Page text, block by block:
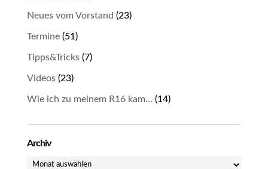
Neues vom Vorstand (23)
Termine(51)
Tipps&Tricks(7)
Videos(23)
Wie ich zu meinem R16 kam… (14)
Archiv
Archiv